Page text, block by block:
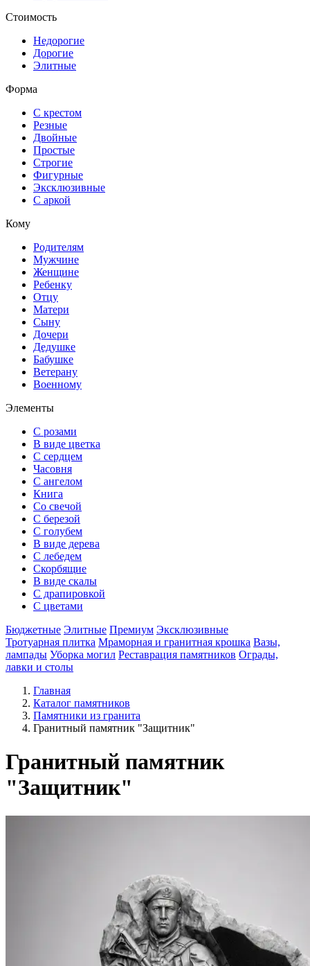
Стоимость
Недорогие
Дорогие
Элитные
Форма
С крестом
Резные
Двойные
Простые
Строгие
Фигурные
Эксклюзивные
С аркой
Кому
Родителям
Мужчине
Женщине
Ребенку
Отцу
Матери
Сыну
Дочери
Дедушке
Бабушке
Ветерану
Военному
Элементы
С розами
В виде цветка
С сердцем
Часовня
С ангелом
Книга
Со свечой
С березой
С голубем
В виде дерева
С лебедем
Скорбящие
В виде скалы
С драпировкой
С цветами
Бюджетные Элитные Премиум Эксклюзивные
Тротуарная плитка Мраморная и гранитная крошка Вазы,
лампады Уборка могил Реставрация памятников Ограды,
лавки и столы
Главная
Каталог памятников
Памятники из гранита
Гранитный памятник "Защитник"
Гранитный памятник
"Защитник"